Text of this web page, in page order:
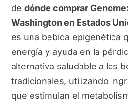
de dónde comprar
Washington en Estados
es una bebida epigenética
energía y ayuda en la
alternativa saludable a las
tradicionales, utilizando
que estimulan el